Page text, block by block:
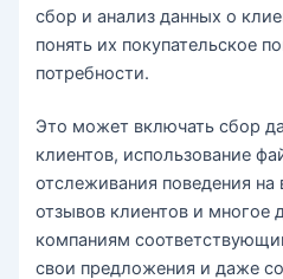
сбор и анализ данных о
понять их покупательское
потребности.
Это может включать сбор
клиентов, использование
отслеживания поведения на
отзывов клиентов и многое
компаниям
свои предложения и даже